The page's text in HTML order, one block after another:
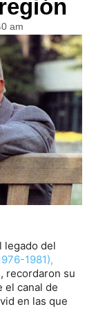
am
legado del
1981),
, recordaron su
el canal de
en las que